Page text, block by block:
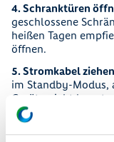
4. Schranktüren
geschlossene
heißen Tagen
öffnen.
5. Stromkabel
im Standby-Modus,
Geräte nicht
Damit verringern
sondern sparen